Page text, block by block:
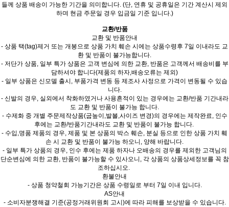
들께 상품 배송이 가능한 기간을 의미합니다. (단, 연휴 및 공휴일은 기간 계산시 제외
하며 현금 주문일 경우 입금일 기준 입니다.)
교환/반품
교환 및 반품안내
- 상품 택(tag)제거 또는 개봉으로 상품 가치 훼손 시에는 상품수령후 7일 이내라도 교
환 및 반품이 불가능합니다.
- 저단가 상품, 일부 특가 상품은 고객 변심에 의한 교환, 반품은 고객께서 배송비를 부
담하셔야 합니다(제품의 하자,배송오류는 제외)
- 일부 상품은 신모델 출시, 부품가격 변동 등 제조사 사정으로 가격이 변동될 수 있습
니다.
- 신발의 경우, 실외에서 착화하였거나 사용흔적이 있는 경우에는 교환/반품 기간내라
도 교환 및 반품이 불가능 합니다.
- 수제화 중 개별 주문제작상품(굽높이,발볼,사이즈 변경)의 경우에는 제작완료, 인수
후에는 교환/반품기간내라도 교환 및 반품이 불가능 합니다.
- 수입,명품 제품의 경우, 제품 및 본 상품의 박스 훼손, 분실 등으로 인한 상품 가치 훼
손 시 교환 및 반품이 불가능 하오니, 양해 바랍니다.
- 일부 특가 상품의 경우, 인수 후에는 제품 하자나 오배송의 경우를 제외한 고객님의
단순변심에 의한 교환, 반품이 불가능할 수 있사오니, 각 상품의 상품상세정보를 꼭 참
조하십시오.
환불안내
- 상품 청약철회 가능기간은 상품 수령일로 부터 7일 이내 입니다.
AS안내
- 소비자분쟁해결 기준(공정거래위원회 고시)에 따라 피해를 보상받을 수 있습니다.